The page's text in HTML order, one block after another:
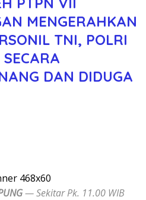
MENGERAHKAN
TNI, POLRI
DAN DIDUGA
— Sekitar Pk. 11.00 WIB